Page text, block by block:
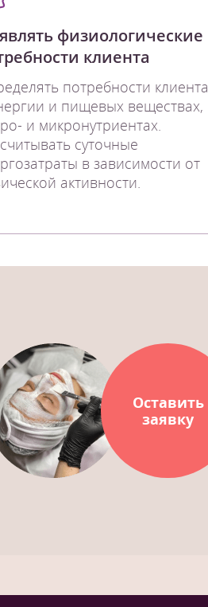
физиологические
клиента
потребности клиента
и пищевых веществах,
и микронутриентах.
суточные
в зависимости от
активности.
Оставить
заявку